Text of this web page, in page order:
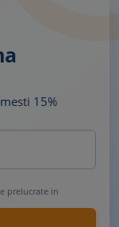
15%
prelucrate in